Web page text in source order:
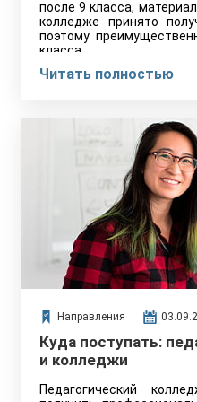
после 9 класса,
колледже принято
поэтому
класса.
Читать полностью
Направления
Куда поступать:
и колледжи
Педагогический